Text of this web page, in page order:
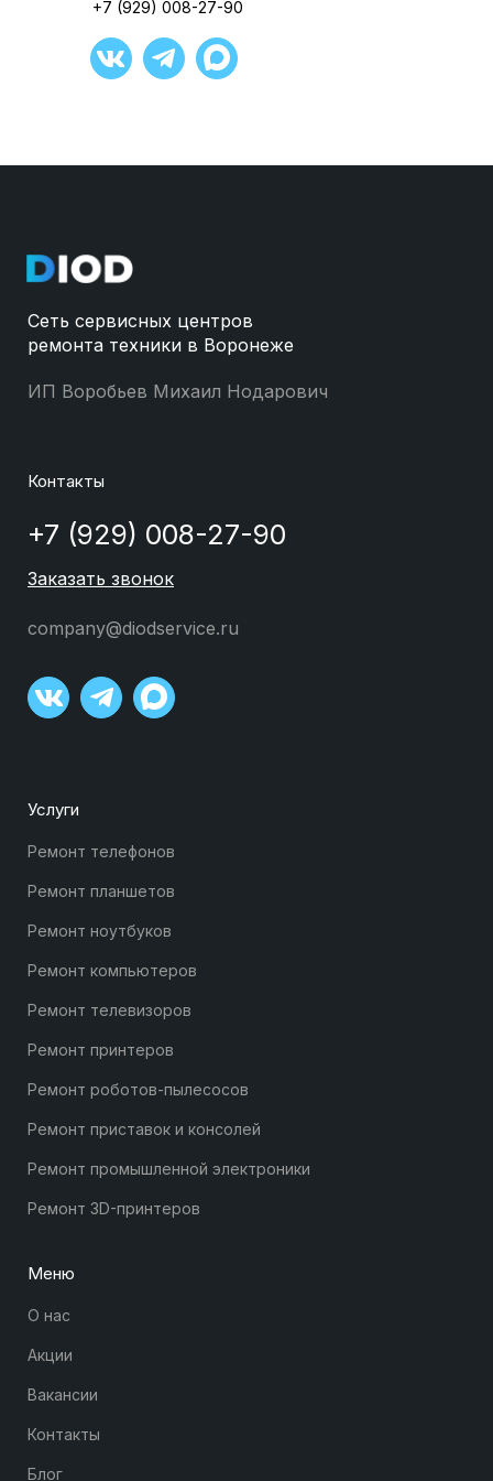
+7 (929) 008-27-90
Сеть сервисных центров
ремонта техники в Воронеже
ИП Воробьев Михаил Нодарович
Контакты
+7 (929) 008-27-90
Заказать звонок
company@diodservice.ru
Услуги
Ремонт телефонов
Ремонт планшетов
Ремонт ноутбуков
Ремонт компьютеров
Ремонт телевизоров
Ремонт принтеров
Ремонт роботов-пылесосов
Ремонт приставок и консолей
Ремонт промышленной электроники
Ремонт 3D-принтеров
Меню
О нас
Акции
Вакансии
Контакты
Блог